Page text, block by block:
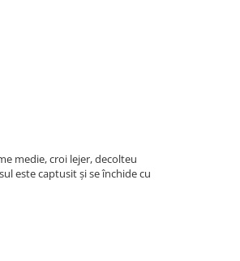
medie, croi lejer, decolteu
este captusit și se închide cu